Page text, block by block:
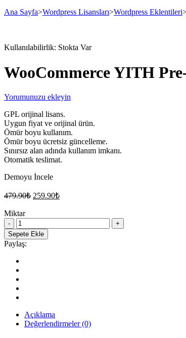
Ana Sayfa>Wordpress Lisansları>Wordpress Eklentileri
Kullanılabilirlik: Stokta Var
WooCommerce YITH
Yorumunuzu ekleyin
GPL orijinal lisans.
Uygun fiyat ve orijinal ürün.
Ömür boyu kullanım.
Ömür boyu ücretsiz güncelleme.
Sınırsız alan adında kullanım imkanı.
Otomatik teslimat.
Demoyu İncele
479.90₺ Orijinal
259.90₺Şu
Miktar
WooCommerce
YITH
Pre-
Order
WordPress
Sipariş
Eklentisi
quantity
Sepete Ekle
Paylaş:
Açıklama
Değerlendirmeler (0)